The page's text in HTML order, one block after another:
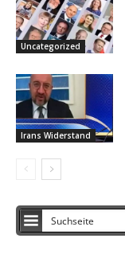
Uncategorized
Irans Widerstand